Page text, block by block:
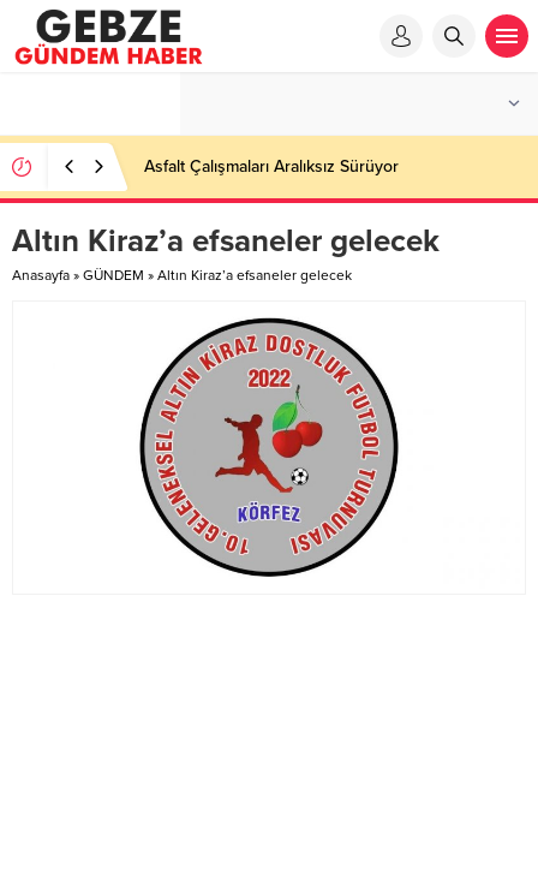
Asfalt Çalışmaları Aralıksız Sürüyor
Altın Kiraz’a efsaneler gelecek
Anasayfa » GÜNDEM » Altın Kiraz’a efsaneler gelecek